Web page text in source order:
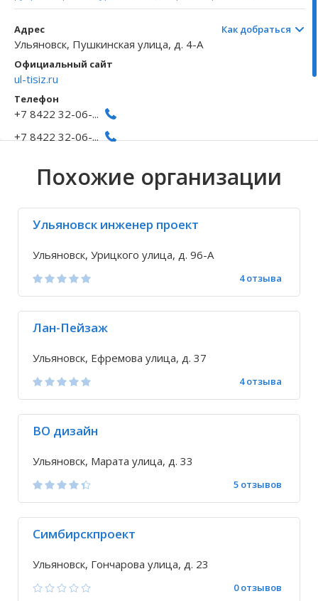
Волгоградская область Иркутская
Кировоградская область Хмельницкая
Восточно-Казахстанская область Северо-
Архангельское Безводовка
Адрес Как добраться
Ульяновск, Пушкинская улица, д. 4-А
Официальный сайт
ul-tisiz.ru
Телефон
+7 8422 32-06-...
+7 8422 32-06-...
Похожие организации
Ульяновск инженер проект
Ульяновск, Урицкого улица, д. 96-А
4 отзыва
Лан-Пейзаж
Ульяновск, Ефремова улица, д. 37
4 отзыва
ВО дизайн
Ульяновск, Марата улица, д. 33
5 отзывов
Симбирскпроект
Ульяновск, Гончарова улица, д. 23
0 отзывов